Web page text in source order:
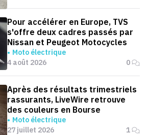
Pour accélérer en Europe, TVS
s'offre deux cadres passés par
Nissan et Peugeot Motocycles
Moto électrique
4 août 2026
0
Après des résultats trimestriels
rassurants, LiveWire retrouve
des couleurs en Bourse
Moto électrique
27 juillet 2026
1